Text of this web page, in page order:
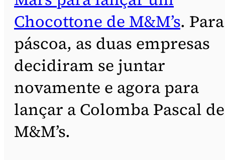
Chocottone de M&M’s.
páscoa, as duas empresas
decidiram se juntar
novamente e agora para
lançar a Colomba Pascal de
M&M’s.